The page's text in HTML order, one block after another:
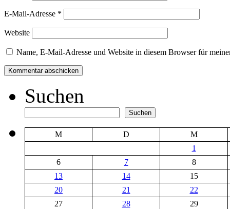
E-Mail-Adresse *
Website
Name, E-Mail-Adresse und Website in diesem Browser für
Suchen
Suchen
M D
M
1
6
7
8
13
14
15
20
21
22
27
28 29